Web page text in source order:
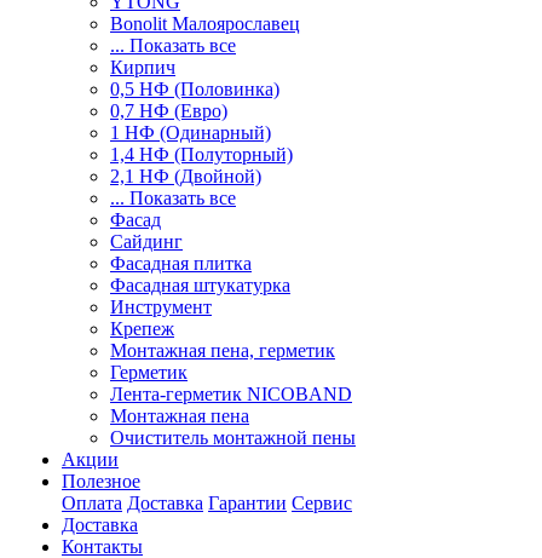
Bonolit Малоярославец
... Показать все
Кирпич
0,5 НФ (Половинка)
0,7 НФ (Евро)
1 НФ (Одинарный)
1,4 НФ (Полуторный)
2,1 НФ (Двойной)
... Показать все
Фасад
Сайдинг
Фасадная плитка
Фасадная штукатурка
Инструмент
Крепеж
Монтажная пена, герметик
Герметик
Лента-герметик NICOBAND
Монтажная пена
Очиститель монтажной пены
Акции
Полезное
Оплата Доставка Гарантии Сервис
Доставка
Контакты